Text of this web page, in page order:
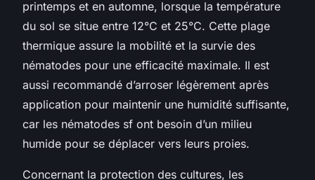
printemps et en automne, lorsque la température
du sol se situe entre 12°C et 25°C. Cette plage
thermique assure la mobilité et la survie des
nématodes pour une efficacité maximale. Il est
aussi recommandé d’arroser légèrement après
application pour maintenir une humidité suffisante,
car les nématodes sf ont besoin d’un milieu
humide pour se déplacer vers leurs proies.
Concernant la protection des cultures, les